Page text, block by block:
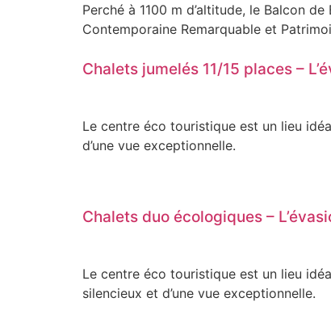
Perché à 1100 m d’altitude, le Balcon
Contemporaine Remarquable et
Chalets jumelés 11/15 places –
Le centre éco touristique est un lieu
d’une vue exceptionnelle.
Chalets duo écologiques –
Le centre éco touristique est un lieu
silencieux et d’une vue exceptionnelle.